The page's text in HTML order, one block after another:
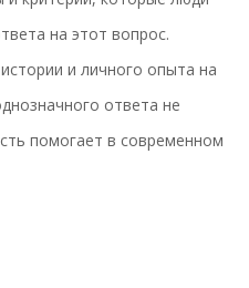
на этот вопрос.
и личного опыта на
ответа не
помогает в современном